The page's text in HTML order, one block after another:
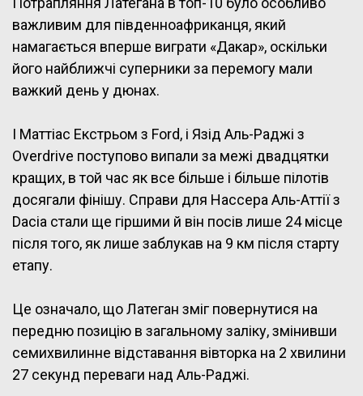
— DAKAR RALLY (@dakar)January 15, 2025
важливим для південноафриканця, який
намагається вперше виграти «Дакар», оскільки
його найближчі суперники за перемогу мали
важкий день у дюнах.
І Маттіас Екстрьом з Ford, і Язід Аль-Раджі з
Overdrive поступово випали за межі двадцятки
кращих, в той час як все більше і більше пілотів
досягали фінішу. Справи для Нассера Аль-Аттії з
Dacia стали ще гіршими й він посів лише 24 місце
після того, як лише заблукав на 9 км після старту
етапу.
Це означало, що Латеган зміг повернутися на
передню позицію в загальному заліку, змінивши
семихвилинне відставання вівторка на 2 хвилини
27 секунд переваги над Аль-Раджі.